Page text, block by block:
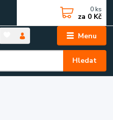
Menu
Hledat
0 ks
za 0 Kč